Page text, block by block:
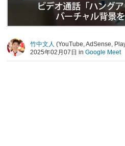
竹中文人 (YouTube, AdSense,
2025年02月07日 in Google Meet